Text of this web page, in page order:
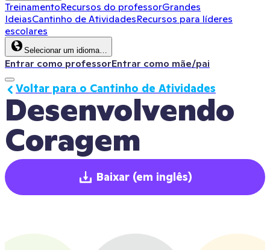
TreinamentoRecursos do professorGrandes
IdeiasCantinho de AtividadesRecursos para líderes
escolares
Selecionar um idioma…
Entrar como professorEntrar como mãe/pai
Desenvolvendo
Coragem
Voltar para o Cantinho de Atividades
Baixar (em inglês)